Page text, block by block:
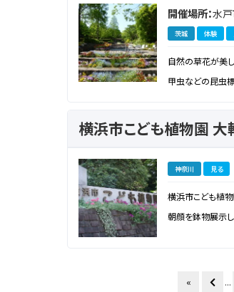
開催場所：水
茨城 体験
自然の草花が美
甲虫などの昆虫
横浜市こども植物園 大
神奈川 見る
横浜市こども植
朝顔を鉢物展示し
« ...